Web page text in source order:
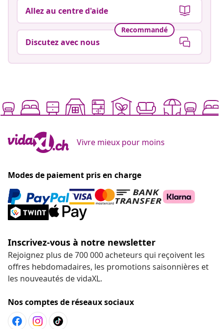
Allez au centre d'aide
Recommandé
Discutez avec nous
Vivre mieux pour moins
Modes de paiement pris en charge
Inscrivez-vous à notre newsletter
Rejoignez plus de 700 000 acheteurs qui reçoivent les
offres hebdomadaires, les promotions saisonnières et
les nouveautés de vidaXL.
Nos comptes de réseaux sociaux